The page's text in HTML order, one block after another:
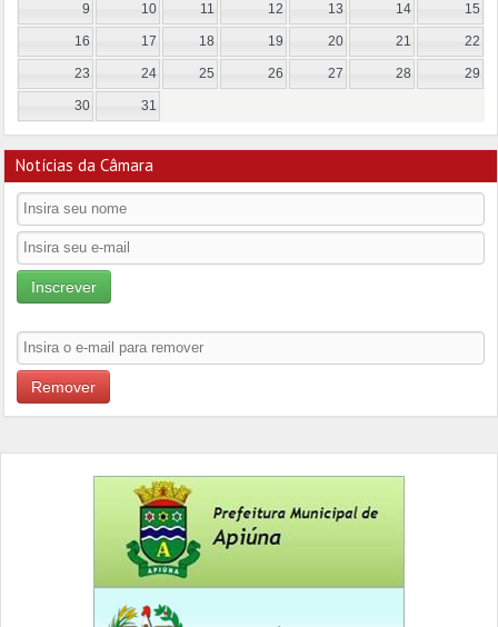
9 10 11 12 13 14 15
16 17 18 19 20 21 22
23 24 25 26 27 28 29
30 31
Notícias da Câmara
Inscrever
Remover